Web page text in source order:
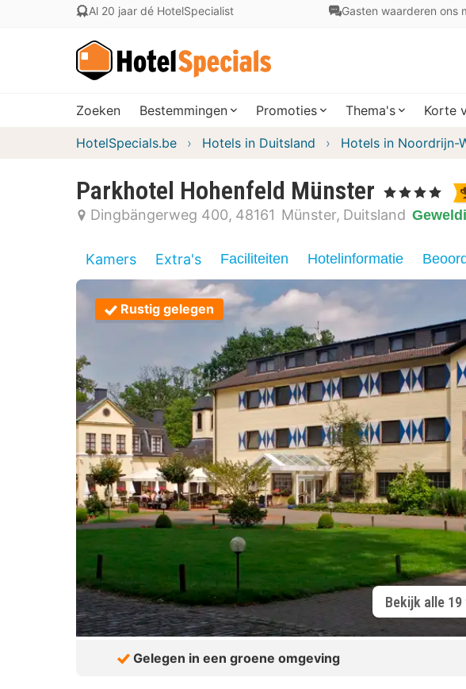
Al 20 jaar dé HotelSpecialist Gasten waarderen ons
Zoeken Bestemmingen Promoties Thema's Korte
HotelSpecials.be Hotels in Duitsland Hotels in Noordrijn-
Parkhotel Hohenfeld Münster , 4 Sterren
Dingbängerweg 400 48161 Münster Duitsland
Kamers Extra's Faciliteiten Hotelinformatie
Rustig gelegen
Bekijk alle
Gelegen in een groene omgeving